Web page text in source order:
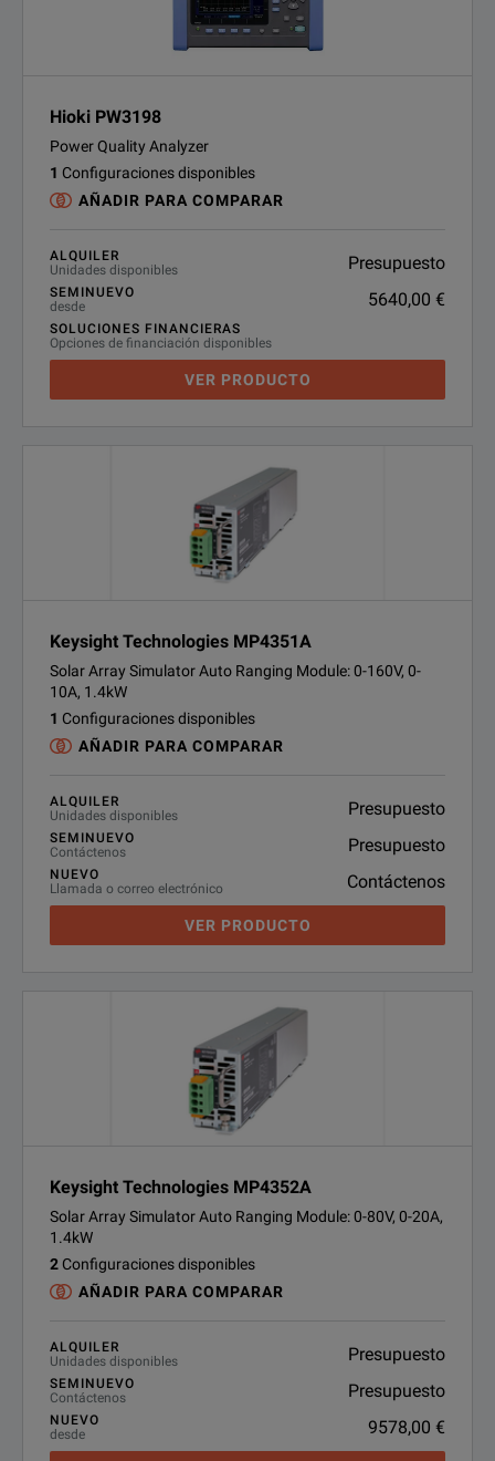
Hioki PW3198
Power Quality Analyzer
1 Configuraciones disponibles
AÑADIR PARA COMPARAR
ALQUILER
Unidades disponibles
Presupuesto
SEMINUEVO
desde
5640,00 €
SOLUCIONES FINANCIERAS
Opciones de financiación disponibles
VER PRODUCTO
Keysight Technologies MP4351A
Solar Array Simulator Auto Ranging Module: 0-160V, 0-
10A, 1.4kW
1 Configuraciones disponibles
AÑADIR PARA COMPARAR
ALQUILER
Unidades disponibles
Presupuesto
SEMINUEVO
Contáctenos
Presupuesto
NUEVO
Llamada o correo electrónico
Contáctenos
VER PRODUCTO
Keysight Technologies MP4352A
Solar Array Simulator Auto Ranging Module: 0-80V, 0-20A,
1.4kW
2 Configuraciones disponibles
AÑADIR PARA COMPARAR
ALQUILER
Unidades disponibles
Presupuesto
SEMINUEVO
Contáctenos
Presupuesto
NUEVO
desde
9578,00 €